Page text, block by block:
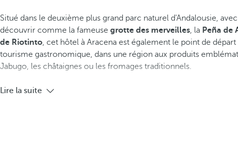
Situé dans le deuxième plus grand parc naturel d'Andalousie,
découvrir comme la fameuse grotte des merveilles, la Peña de
de Riotinto, cet hôtel à Aracena est également le point de
tourisme gastronomique, dans une région aux produits
Jabugo, les châtaignes ou les fromages traditionnels.
Lire la suite